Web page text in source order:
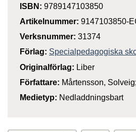
ISBN: 9789147103850
Artikelnummer: 9147103850-
Verksnummer: 31374
Förlag: Specialpedagogiska
Originalförlag: Liber
Författare: Mårtensson,
Medietyp: Nedladdningsbart